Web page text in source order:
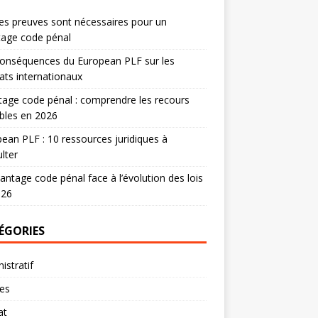
preuves sont nécessaires pour un
code pénal
du European PLF sur les
internationaux
code pénal : comprendre les recours
en 2026
PLF : 10 ressources juridiques à
code pénal face à l’évolution des lois